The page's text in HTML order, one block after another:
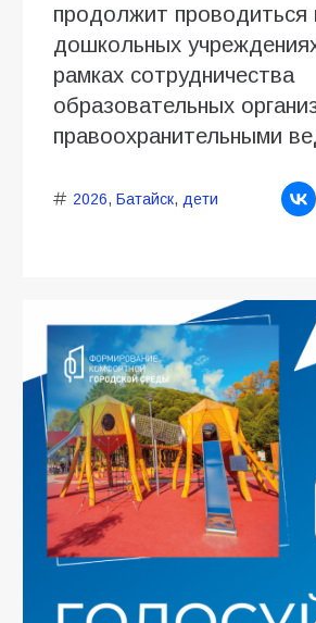
продолжит проводиться
дошкольных
рамках сотрудничества
образовательных
правоохранительными
2026, Батайск, дети